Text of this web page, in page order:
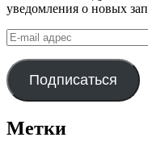
уведомления о новых
E-
mail
адрес
Подписаться
Метки